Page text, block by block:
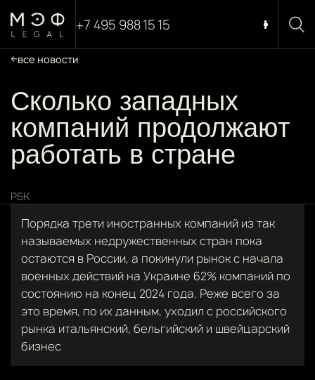
+7 495 988 15 15
все новости
Сколько западных
компаний продолжают
работать в стране
РБК
Порядка трети иностранных компаний из так
называемых недружественных стран пока
остаются в России, а покинули рынок с начала
военных действий на Украине 62% компаний по
состоянию на конец 2024 года. Реже всего за
это время, по их данным, уходил с российского
рынка итальянский, бельгийский и швейцарский
бизнес